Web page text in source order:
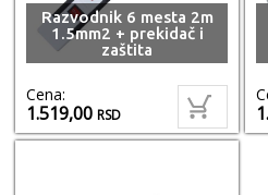
Razvodnik 6 mesta 2m
1.5mm2 + prekidač i
zaštita
Cena:
1.519,00RSD